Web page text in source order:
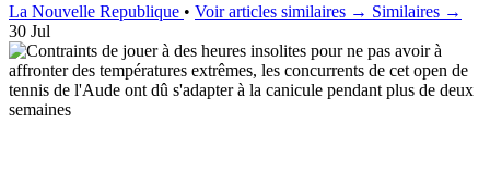
La Nouvelle Republique • Voir articles similaires → Similaires →
30 Jul